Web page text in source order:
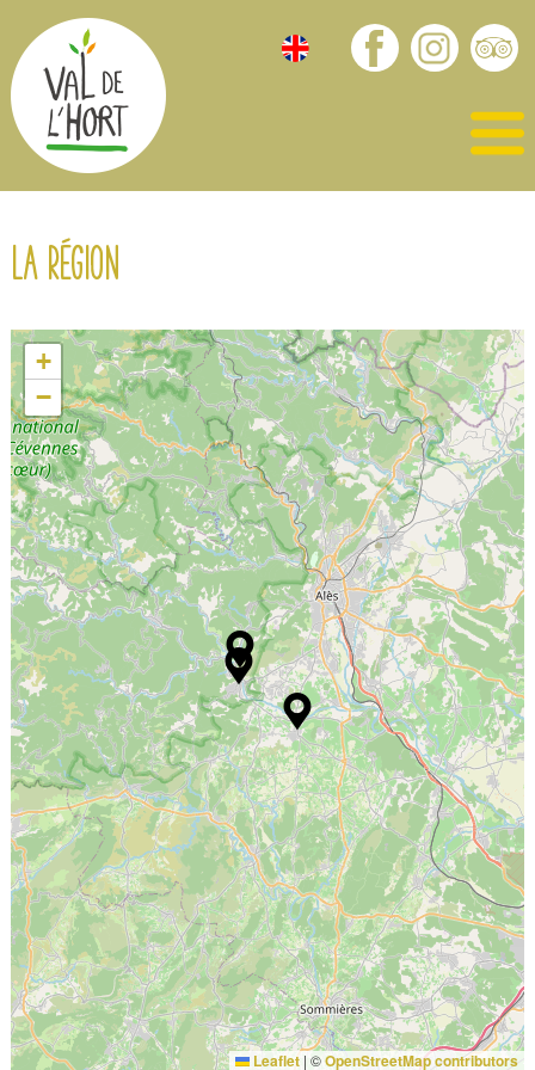
La région
+
−
Leaflet | ©OpenStreetMap contributors